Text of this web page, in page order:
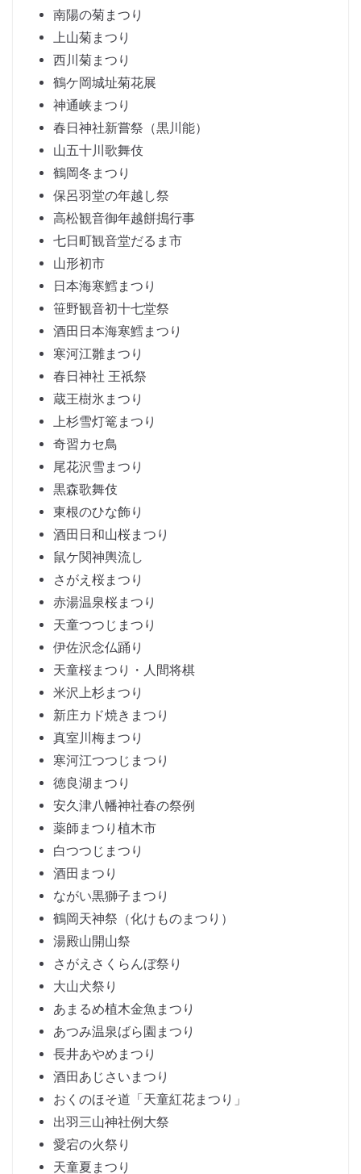
南陽の菊まつり
上山菊まつり
西川菊まつり
鶴ケ岡城址菊花展
神通峡まつり
春日神社新嘗祭（黒川能）
山五十川歌舞伎
鶴岡冬まつり
保呂羽堂の年越し祭
高松観音御年越餅搗行事
七日町観音堂だるま市
山形初市
日本海寒鱈まつり
笹野観音初十七堂祭
酒田日本海寒鱈まつり
寒河江雛まつり
春日神社 王祇祭
蔵王樹氷まつり
上杉雪灯篭まつり
奇習カセ鳥
尾花沢雪まつり
黒森歌舞伎
東根のひな飾り
酒田日和山桜まつり
鼠ケ関神輿流し
さがえ桜まつり
赤湯温泉桜まつり
天童つつじまつり
伊佐沢念仏踊り
天童桜まつり・人間将棋
米沢上杉まつり
新庄カド焼きまつり
真室川梅まつり
寒河江つつじまつり
徳良湖まつり
安久津八幡神社春の祭例
薬師まつり植木市
白つつじまつり
酒田まつり
ながい黒獅子まつり
鶴岡天神祭（化けものまつり）
湯殿山開山祭
さがえさくらんぼ祭り
大山犬祭り
あまるめ植木金魚まつり
あつみ温泉ばら園まつり
長井あやめまつり
酒田あじさいまつり
おくのほそ道「天童紅花まつり」
出羽三山神社例大祭
愛宕の火祭り
天童夏まつり